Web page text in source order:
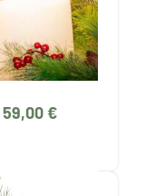
59,00 €